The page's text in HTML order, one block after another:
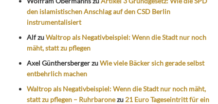
den islamistischen Anschlag auf den CSD Berlin
instrumentalisiert
AlfzuWaltrop als Negativbeispiel: Wenn die Stadt nur noch
mäht, statt zu pflegen
Axel GünthersbergerzuWie viele Bäcker sich gerade selbst
entbehrlich machen
Waltrop als Negativbeispiel: Wenn die Stadt nur noch mäht,
statt zu pflegen – Ruhrbaronezu 21 Euro Tageseintritt für ein